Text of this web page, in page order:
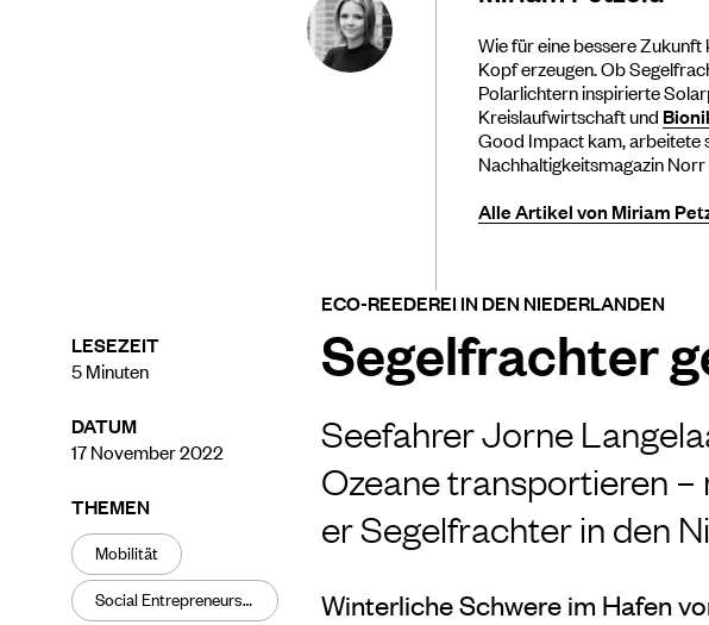
LESEZEIT
5Minuten
DATUM
17 November 2022
THEMEN
Mobilität
Social Entrepreneurship
ECO-REEDEREI IN DEN NIEDERLANDEN
Segelfrachter
Seefahrer Jorne
Ozeane transportieren
er Segelfrachter in den
Winterliche Schwere im Hafen
Wie für eine bessere
Kopf erzeugen. Ob
Polarlichtern inspirierte
Kreislaufwirtschaft und
Good Impact kam, arbeitete
Nachhaltigkeitsmagazin
Alle Artikel von Miriam